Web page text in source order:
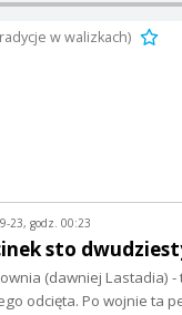
w walizkach)
23, godz. 00:23
sto
(dawniej Lastadia)
odcięta. Po wojnie ta